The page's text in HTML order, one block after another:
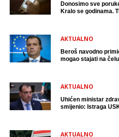
Donosimo sve
Kralo se godinama.
AKTUALNO
Beroš navodno
mogao stajati na
AKTUALNO
Uhićen ministar
smijenio: Istraga
AKTUALNO